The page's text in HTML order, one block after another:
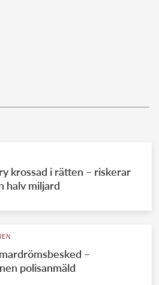
krossad i rätten – riskerar
halv miljard
–
polisanmäld